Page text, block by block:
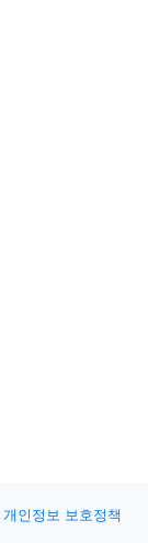
개인정보 보호정책